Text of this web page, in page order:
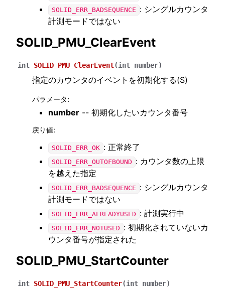
SOLID_ERR_BADSEQUENCE : シングルカウンタ
計測モードではない
SOLID_PMU_ClearEvent
int SOLID_PMU_ClearEvent(int number)
指定のカウンタのイベントを初期化する(S)
パラメータ:
number -- 初期化したいカウンタ番号
戻り値:
SOLID_ERR_OK : 正常終了
SOLID_ERR_OUTOFBOUND : カウンタ数の上限
を越えた指定
SOLID_ERR_BADSEQUENCE : シングルカウンタ
計測モードではない
SOLID_ERR_ALREADYUSED : 計測実行中
SOLID_ERR_NOTUSED : 初期化されていないカ
ウンタ番号が指定された
SOLID_PMU_StartCounter
int SOLID_PMU_StartCounter(int number)